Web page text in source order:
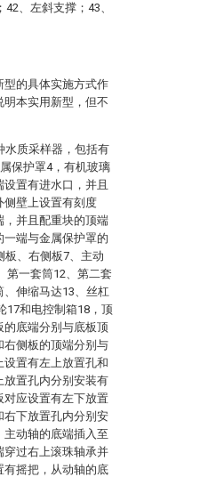
、左斜支撑；43、
型的具体实施方式作
本实用新型，但不
水质采样器，包括有
保护罩4，有机玻璃
置有进水口，并且
侧壁上设置有刻度
，并且配重块的顶端
端与金属保护罩的
板、右侧板7、主动
第一套筒12、第二套
伸缩马达13、丝杠
17和电控制箱18，顶
的底端分别与底板顶
右侧板的顶端分别与
置有左上放置孔和
放置孔内分别安装有
对应设置有左下放置
右下放置孔内分别安
动轴的底端插入至
穿过右上滚珠轴承并
有摇把，从动轴的底